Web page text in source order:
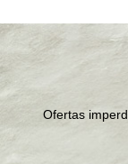
Ofertas